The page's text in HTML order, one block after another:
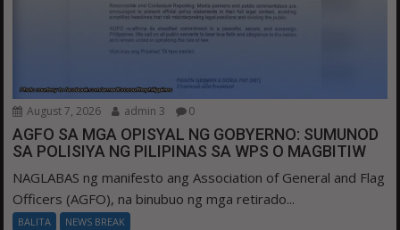
August 7, 2026 admin 3 0
AGFO SA MGA OPISYAL NG GOBYERNO: SUMUNOD
SA POLISIYA NG PILIPINAS SA WPS O MAGBITIW
NAGLABAS ng manifesto ang Association of General and Flag
Officers (AGFO), na binubuo ng mga retirado...
BALITA NEWS BREAK